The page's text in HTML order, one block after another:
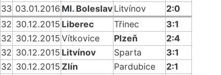
33 03.01.2016 Ml. BoleslavLitvínov
2:0
32 30.12.2015 Liberec Třinec
3:1
32 30.12.2015Vítkovice Plzeň
2:4
32 30.12.2015 Litvínov Sparta
3:1
32 30.12.2015 Zlín Pardubice
2:1